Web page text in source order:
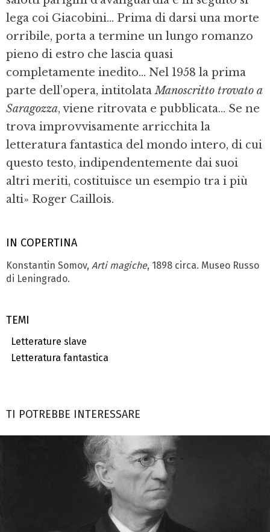
IN COPERTINA
Konstantin Somov, Arti magiche, 1898 circa. Museo Russo
di Leningrado.
TEMI
Letterature slave
Letteratura fantastica
lega coi Giacobini... Prima di darsi una morte
orribile, porta a termine un lungo romanzo
pieno di estro che lascia quasi
completamente inedito... Nel 1958 la prima
parte dell’opera, intitolataManoscritto trovato a
Saragozza, viene ritrovata e pubblicata... Se ne
trova improvvisamente arricchita la
letteratura fantastica del mondo intero, di cui
questo testo, indipendentemente dai suoi
altri meriti, costituisce un esempio tra i più
alti» Roger Caillois.
TI POTREBBE INTERESSARE